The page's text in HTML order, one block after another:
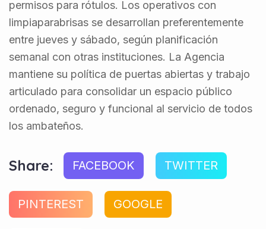
permisos para rótulos. Los operativos con
limpiaparabrisas se desarrollan preferentemente
entre jueves y sábado, según planificación
semanal con otras instituciones. La Agencia
mantiene su política de puertas abiertas y trabajo
articulado para consolidar un espacio público
ordenado, seguro y funcional al servicio de todos
los ambateños.
Share: FACEBOOK TWITTER
PINTEREST GOOGLE